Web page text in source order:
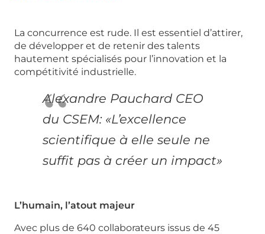
La concurrence est rude. Il est essentiel d’attirer,
de développer et de retenir des talents
hautement spécialisés pour l’innovation et la
compétitivité industrielle.
Alexandre Pauchard CEO
du CSEM: «L’excellence
scientifique à elle seule ne
suffit pas à créer un impact»
L’humain, l’atout majeur
Avec plus de 640 collaborateurs issus de 45